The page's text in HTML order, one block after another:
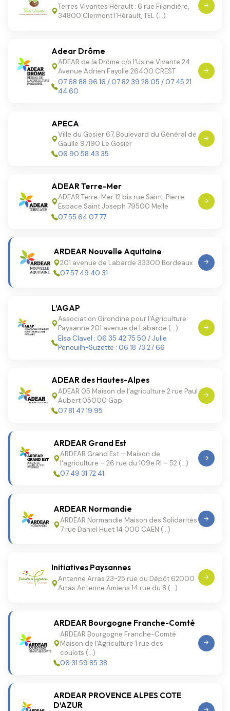
Terres Vivantes Hérault : 6 rue Filandière,
34800 Clermont l’Hérault, TEL (…)
Adear Drôme
ADEAR de la Drôme c/o l'Usine Vivante 24
Avenue Adrien Fayolle 26400 CREST
07 68 88 96 16 / 07 82 39 28 05 / 07 45 21
44 60
APECA
Ville du Gosier 67, Boulevard du Général de
Gaulle 97190 Le Gosier
06 90 58 43 35
ADEAR Terre-Mer
ADEAR Terre-Mer 12 bis rue Saint-Pierre
Espace Saint Joseph 79500 Melle
07 55 64 07 77
ARDEAR Nouvelle Aquitaine
201 avenue de Labarde 33300 Bordeaux
07 57 49 40 31
L’AGAP
Association Girondine pour l'Agriculture
Paysanne 201 avenue de Labarde (…)
Elsa Clavel : 06 35 42 75 50 / Julie
Penouilh-Suzette : 06 18 73 27 66
ADEAR des Hautes-Alpes
ADEAR 05 Maison de l'agriculture 2 rue Paul
Aubert 05000 Gap
07 81 47 19 95
ARDEAR Grand Est
ARDEAR Grand Est – Maison de
l'agriculture – 26 rue du 109e RI – 52 (…)
07 49 31 72 41
ARDEAR Normandie
ARDEAR Normandie Maison des Solidarités
7 rue Daniel Huet 14 000 CAEN (…)
Initiatives Paysannes
Antenne Arras 23-25 rue du Dépôt 62000
Arras Antenne Amiens 14 rue du 8 (…)
ARDEAR Bourgogne Franche-Comté
ARDEAR Bourgogne Franche-Comté
Maison de l'Agriculture 1 rue des
coulots (…)
06 31 59 85 38
ARDEAR PROVENCE ALPES COTE
D’AZUR